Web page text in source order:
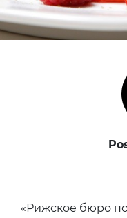
«Рижское бюро